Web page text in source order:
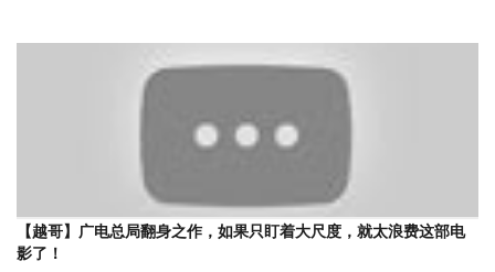
【越哥】广电总局翻身之作，如果只盯着大尺度，就太浪费这部电
影了！